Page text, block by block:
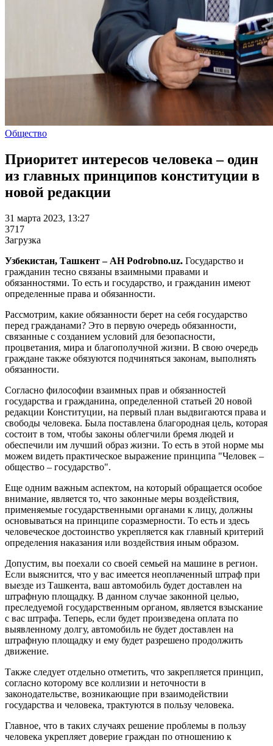
Общество
Приоритет интересов человека – один
из главных принципов конституции в
новой редакции
31 марта 2023, 13:27
3717
Загрузка
Узбекистан, Ташкент – АН Podrobno.uz. Государство и
гражданин тесно связаны взаимными правами и
обязанностями. То есть и государство, и гражданин имеют
определенные права и обязанности.
Рассмотрим, какие обязанности берет на себя государство
перед гражданами? Это в первую очередь обязанности,
связанные с созданием условий для безопасности,
процветания, мира и благополучной жизни. В свою очередь
граждане также обязуются подчиняться законам, выполнять
обязанности.
Согласно философии взаимных прав и обязанностей
государства и гражданина, определенной статьей 20 новой
редакции Конституции, на первый план выдвигаются права и
свободы человека. Была поставлена благородная цель, которая
состоит в том, чтобы законы облегчили бремя людей и
обеспечили им лучший образ жизни. То есть в этой норме мы
можем видеть практическое выражение принципа "Человек –
общество – государство".
Еще одним важным аспектом, на который обращается особое
внимание, является то, что законные меры воздействия,
применяемые государственными органами к лицу, должны
основываться на принципе соразмерности. То есть и здесь
человеческое достоинство укрепляется как главный критерий
определения наказания или воздействия иным образом.
Допустим, вы поехали со своей семьей на машине в регион.
Если выяснится, что у вас имеется неоплаченный штраф при
выезде из Ташкента, ваш автомобиль будет доставлен на
штрафную площадку. В данном случае законной целью,
преследуемой государственным органом, является взыскание
с вас штрафа. Теперь, если будет произведена оплата по
выявленному долгу, автомобиль не будет доставлен на
штрафную площадку и ему будет разрешено продолжить
движение.
Также следует отдельно отметить, что закрепляется принцип,
согласно которому все коллизии и неточности в
законодательстве, возникающие при взаимодействии
государства и человека, трактуются в пользу человека.
Главное, что в таких случаях решение проблемы в пользу
человека укрепляет доверие граждан по отношению к